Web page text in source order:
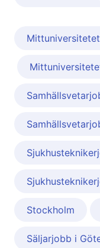
Stockholm
Säljarjobb i